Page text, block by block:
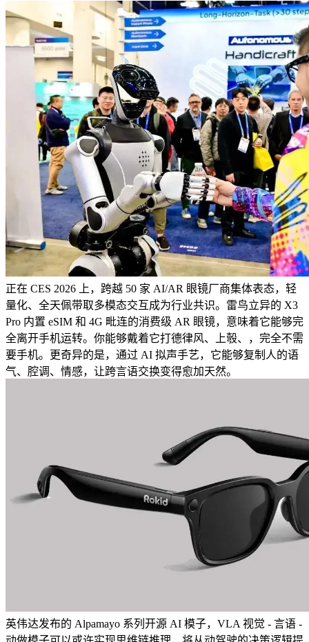
正在 CES 2026 上，跨越 50 家 AI/AR 眼镜厂商集体表态，轻
量化、全天佩带取多模态交互成为行业共识。雷鸟立异的 X3
Pro 内置 eSIM 和 4G 毗连的消费级 AR 眼镜，意味着它能够完
全离开手机运转。你能够戴着它打德律风、上彀、，完全不需
要手机。更奇异的是，通过 AI 拟声手艺，它能够复制人的语
气、腔调、情感，让跨言语交换变得愈加天然。
英伟达发布的 Alpamayo 系列开源 AI 模子，VLA 视觉 - 言语 -